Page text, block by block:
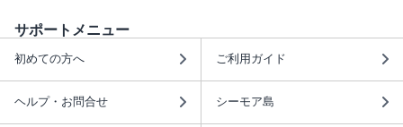
サポートメニュー
初めての方へ ご利用ガイド
ヘルプ・お問合せ シーモア島